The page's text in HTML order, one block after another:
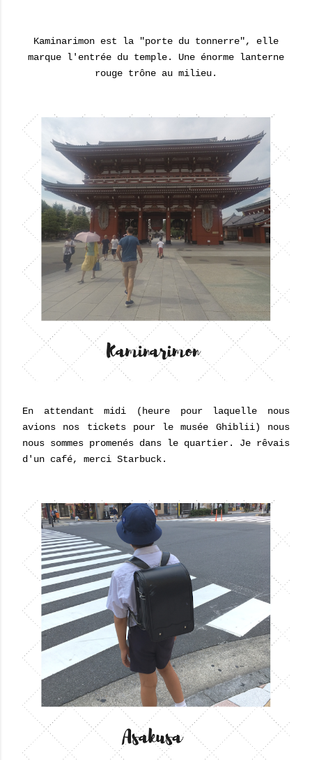
Kaminarimon est la "porte du tonnerre", elle
marque l'entrée du temple. Une énorme lanterne
rouge trône au milieu.
En attendant midi (heure pour laquelle nous
avions nos tickets pour le musée Ghiblii) nous
nous sommes promenés dans le quartier. Je rêvais
d'un café, merci Starbuck.